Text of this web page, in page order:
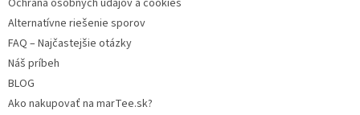
Ochrana osobných údajov a cookies
Alternatívne riešenie sporov
FAQ – Najčastejšie otázky
Náš príbeh
BLOG
Ako nakupovať na marTee.sk?